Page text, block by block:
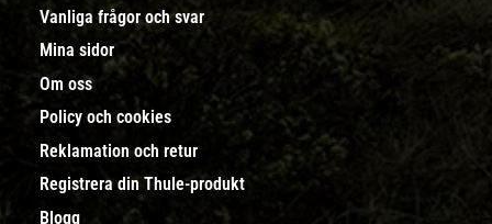
Vanliga frågor och svar
Mina sidor
Om oss
Policy och cookies
Reklamation och retur
Registrera din Thule-produkt
Blogg